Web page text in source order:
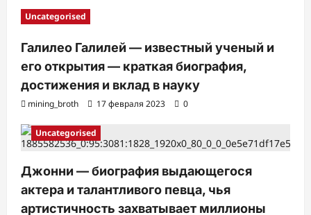
Uncategorised
Галилео Галилей — известный ученый и
его открытия — краткая биография,
достижения и вклад в науку
mining_broth 17 февраля 2023 0
Uncategorised
Джонни — биография выдающегося
актера и талантливого певца, чья
артистичность захватывает миллионы